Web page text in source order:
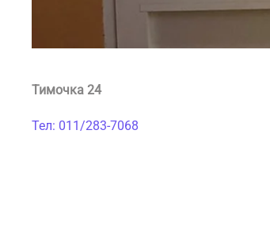
Тимочка 24
Тел: 011/283-7068